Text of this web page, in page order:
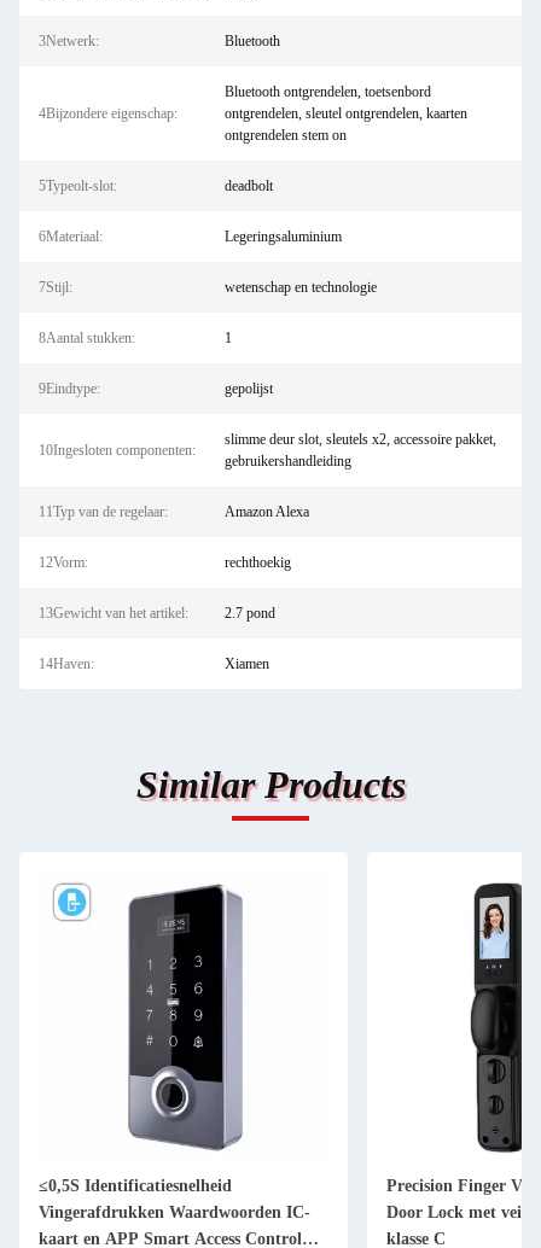
3Netwerk: Bluetooth
4Bijzondere eigenschap:
Bluetooth ontgrendelen, toetsenbord
ontgrendelen, sleutel ontgrendelen, kaarten
ontgrendelen stem on
5Typeolt-slot: deadbolt
6Materiaal: Legeringsaluminium
7Stijl: wetenschap en technologie
8Aantal stukken: 1
9Eindtype: gepolijst
10Ingesloten componenten:
slimme deur slot, sleutels x2, accessoire pakket,
gebruikershandleiding
11Typ van de regelaar: Amazon Alexa
12Vorm: rechthoekig
13Gewicht van het artikel: 2.7 pond
14Haven: Xiamen
Similar Products
≤0,5S Identificatiesnelheid
Vingerafdrukken Waardwoorden IC-
kaart en APP Smart Access Control
Precision Finger
Door Lock met
klasse C